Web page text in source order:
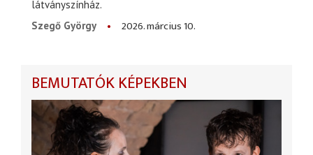
látványszínház.
Szegő György
2026. március 10.
BEMUTATÓK KÉPEKBEN